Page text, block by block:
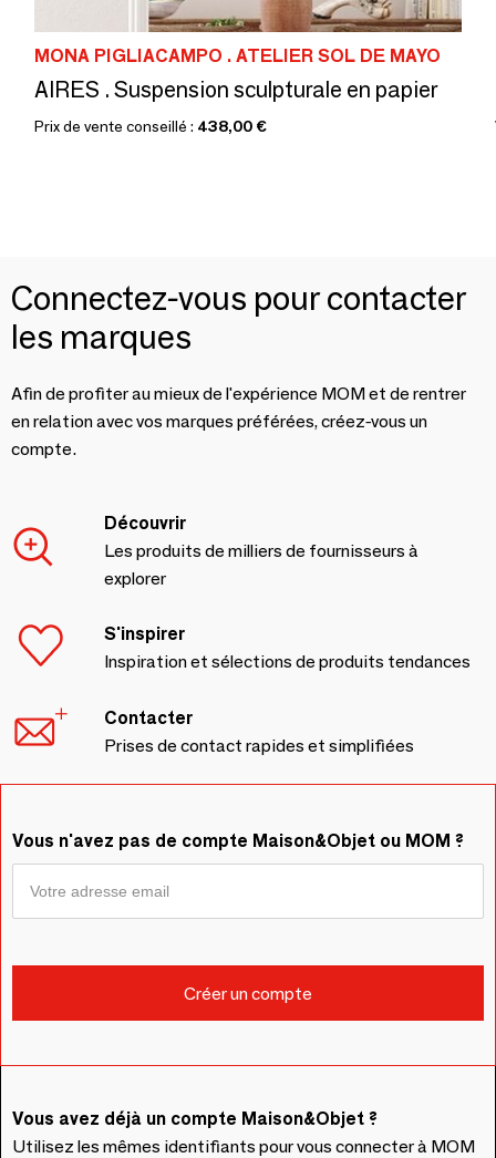
MONA PIGLIACAMPO . ATELIER SOL DE MAYO
AIRES . Suspension sculpturale en papier
Prix de vente conseillé : 438,00 €
Connectez-vous pour contacter
les marques
Afin de profiter au mieux de l'expérience MOM et de rentrer
en relation avec vos marques préférées, créez-vous un
compte.
Découvrir
Les produits de milliers de fournisseurs à
explorer
S'inspirer
Inspiration et sélections de produits tendances
Contacter
Prises de contact rapides et simplifiées
Vous n'avez pas de compte Maison&Objet ou MOM ?
Vous avez déjà un compte Maison&Objet ?
Utilisez les mêmes identifiants pour vous connecter à MOM